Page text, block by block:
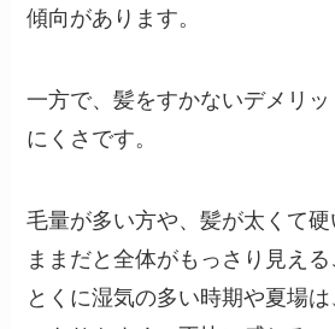
傾向があります。
一方で、髪をすかないデメリ
にくさです。
毛量が多い方や、髪が太くて
ままだと全体がもっさり見える
とくに湿気の多い時期や夏場